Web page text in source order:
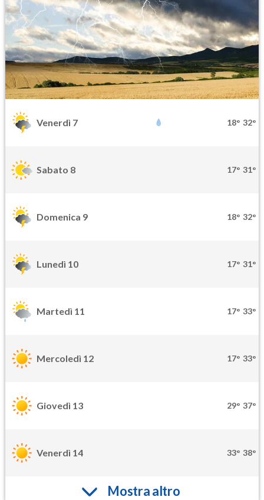
Venerdì 7 18° 32°
Sabato 8 17° 31°
Domenica 9 18° 32°
Lunedì 10 17° 31°
Martedì 11 17° 33°
Mercoledì 12 17° 33°
Giovedì 13 29° 37°
Venerdì 14 33° 38°
Mostra altro